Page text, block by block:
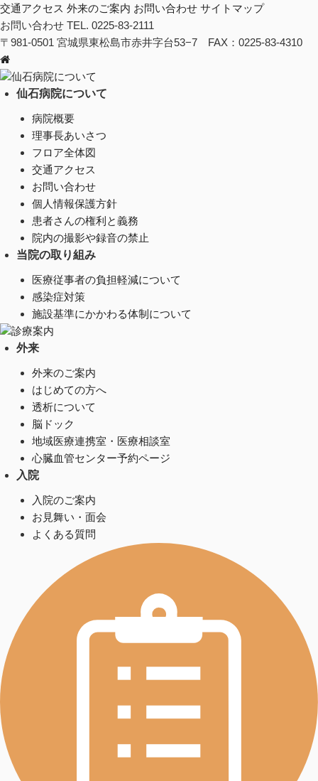
交通アクセス 外来のご案内 お問い合わせ サイトマップ
お問い合わせ TEL. 0225-83-2111
〒981-0501 宮城県東松島市赤井字台53−7 FAX：0225-83-4310
仙石病院について
仙石病院について
病院概要
理事長あいさつ
フロア全体図
交通アクセス
お問い合わせ
個人情報保護方針
患者さんの権利と義務
院内の撮影や録音の禁止
当院の取り組み
医療従事者の負担軽減について
感染症対策
施設基準にかかわる体制について
診療案内
外来
外来のご案内
はじめての方へ
透析について
脳ドック
地域医療連携室・医療相談室
心臓血管センター予約ページ
入院
入院のご案内
お見舞い・面会
よくある質問